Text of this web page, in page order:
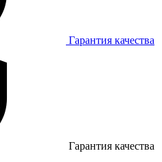
Гарантия качества
Гарантия качества